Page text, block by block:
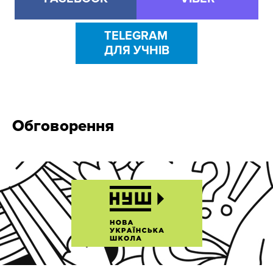
TELEGRAM
ДЛЯ УЧНІВ
Обговорення